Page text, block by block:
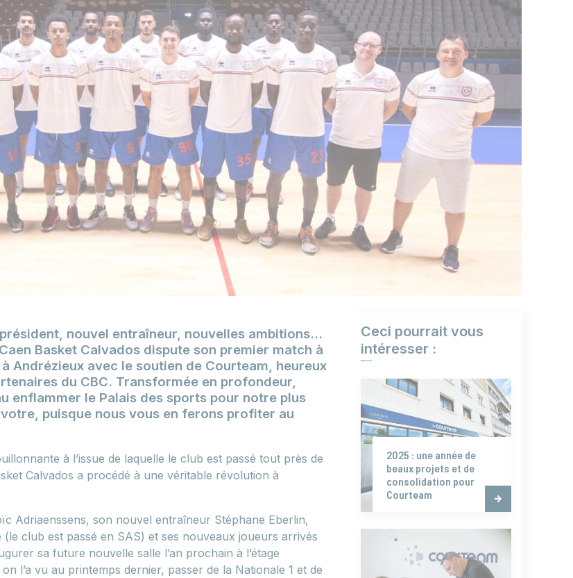
nouvel entraîneur, nouvelles ambitions…
Basket Calvados dispute son premier match à
Andrézieux avec le soutien de Courteam, heureux
du CBC. Transformée en profondeur,
enflammer le Palais des sports pour notre plus
puisque nous vous en ferons profiter au
à l’issue de laquelle le club est passé tout près de
Calvados a procédé à une véritable révolution à
Adriaenssens, son nouvel entraîneur Stéphane Eberlin,
(le club est passé en SAS) et ses nouveaux joueurs arrivés
sa future nouvelle salle l’an prochain à l’étage
l’a vu au printemps dernier, passer de la Nationale 1 et de
Ceci pourrait vous
intéresser :
2025 : une année de
beaux projets et de
consolidation pour
Courteam